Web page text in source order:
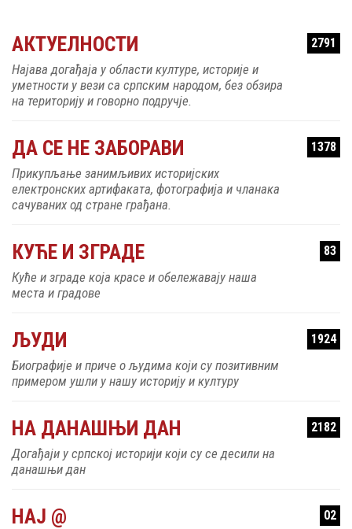
АКТУЕЛНОСТИ 2791
Најава догађаја у области културе, историје и
уметности у вези са српским народом, без обзира
на територију и говорно подручје.
ДА СЕ НЕ ЗАБОРАВИ 1378
Прикупљање занимљивих историјских
електронских артифаката, фотографија и чланака
сачуваних од стране грађана.
КУЋЕ И ЗГРАДЕ 83
Куће и зграде која красе и обележавају наша
места и градове
ЉУДИ 1924
Биографије и приче о људима који су позитивним
примером ушли у нашу историју и културу
НА ДАНАШЊИ ДАН 2182
Догађаји у српској историји који су се десили на
данашњи дан
НАЈ @ 02